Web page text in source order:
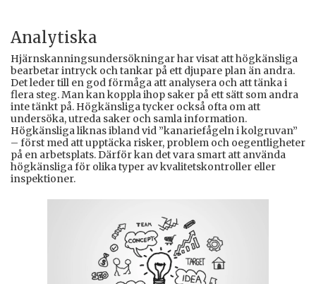
Analytiska
Hjärnskanningsundersökningar har visat att högkänsliga
bearbetar intryck och tankar på ett djupare plan än andra.
Det leder till en god förmåga att analysera och att tänka i
flera steg. Man kan koppla ihop saker på ett sätt som andra
inte tänkt på. Högkänsliga tycker också ofta om att
undersöka, utreda saker och samla information.
Högkänsliga liknas ibland vid ”kanariefågeln i kolgruvan”
– först med att upptäcka risker, problem och oegentligheter
på en arbetsplats. Därför kan det vara smart att använda
högkänsliga för olika typer av kvalitetskontroller eller
inspektioner.